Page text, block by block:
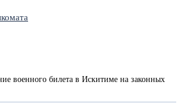
военного билета в Искитиме на законных